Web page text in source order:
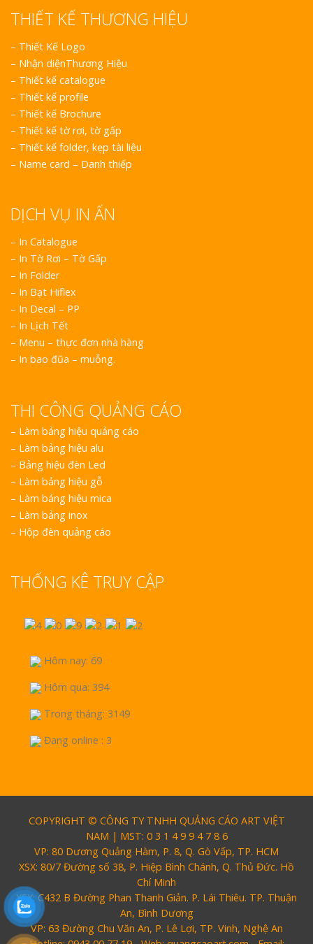
THIẾT KẾ THƯƠNG HIỆU
– Thiết Kế Logo
– Nhận diệnThương Hiệu
– Thiết kế catalogue
– Thiết kế profile
– Thiết kế Brochure
– Thiết kế tờ rơi, tờ gấp
– Thiết kế folder, kẹp tài liệu
– Name card – Danh thiếp
DỊCH VỤ IN ẤN
– In Catalogue
– In Tờ Rơi – Tờ Gấp
– In Folder
– In Bạt Hiflex
– In Decal – PP
– In Lịch Tết
– Menu – thực đơn nhà hàng
– In bao đũa – muỗng.
THI CÔNG QUẢNG CÁO
– Làm bảng hiệu quảng cáo
– Làm bảng hiệu alu
– Bảng hiệu đèn Led
– Làm bảng hiệu gỗ
– Làm bảng hiệu mica
– Làm bảng inox
– Hộp đèn quảng cáo
THỐNG KÊ TRUY CẬP
Hôm nay: 69
Hôm qua: 394
Trong tháng: 3149
Đang online : 3
COPYRIGHT © CÔNG TY TNHH QUẢNG CÁO ART VIỆT
NAM | MST: 0 3 1 4 9 9 4 7 8 6
VP: 80 Dương Quảng Hàm, P. 8, Q. Gò Vấp, TP. HCM
XSX: 80/7 Đường số 38, P. Hiệp Bình Chánh, Q. Thủ Đức. Hồ
Chí Minh
XSX: C432 B Đường Phan Thanh Giản. P. Lái Thiêu. TP. Thuận
An, Bình Dương
VP: 63 Đường Chu Văn An, P. Lê Lợi, TP. Vinh, Nghệ An